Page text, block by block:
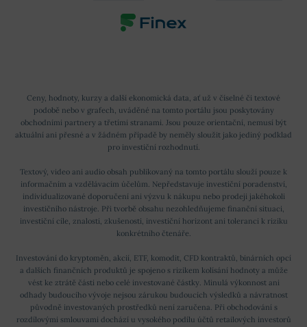
Ceny, hodnoty, kurzy a další ekonomická data, ať už v číselné či textové
podobě nebo v grafech, uváděné na tomto portálu jsou poskytovány
obchodními partnery a třetími stranami. Jsou pouze orientační, nemusí být
aktuální ani přesné a v žádném případě by neměly sloužit jako jediný podklad
pro investiční rozhodnutí.
Textový, video ani audio obsah publikovaný na tomto portálu slouží pouze k
informačním a vzdělávacím účelům. Nepředstavuje investiční poradenství,
individualizované doporučení ani výzvu k nákupu nebo prodeji jakéhokoli
investičního nástroje. Při tvorbě obsahu nezohledňujeme finanční situaci,
investiční cíle, znalosti, zkušenosti, investiční horizont ani toleranci k riziku
konkrétního čtenáře.
Investování do kryptoměn, akcií, ETF, komodit, CFD kontraktů, binárních opcí
a dalších finančních produktů je spojeno s rizikem kolísání hodnoty a může
vést ke ztrátě části nebo celé investované částky. Minulá výkonnost ani
odhady budoucího vývoje nejsou zárukou budoucích výsledků a návratnost
původně investovaných prostředků není zaručena. Při obchodování s
rozdílovými smlouvami dochází u vysokého podílu účtů retailových investorů